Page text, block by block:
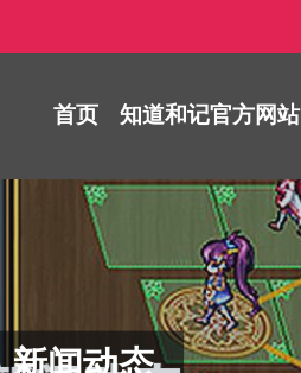
首页 知道和记官方网站